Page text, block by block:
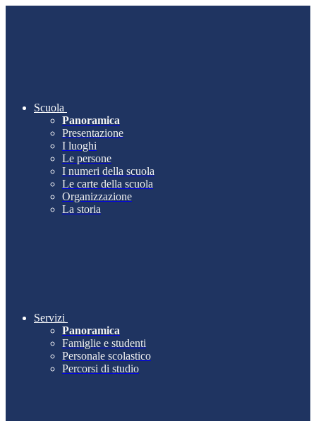
Scuola
Panoramica
Presentazione
I luoghi
Le persone
I numeri della scuola
Le carte della scuola
Organizzazione
La storia
Servizi
Panoramica
Famiglie e studenti
Personale scolastico
Percorsi di studio